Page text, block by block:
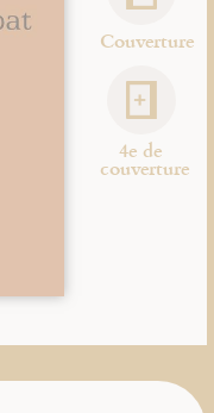
Couverture
4e de
couverture